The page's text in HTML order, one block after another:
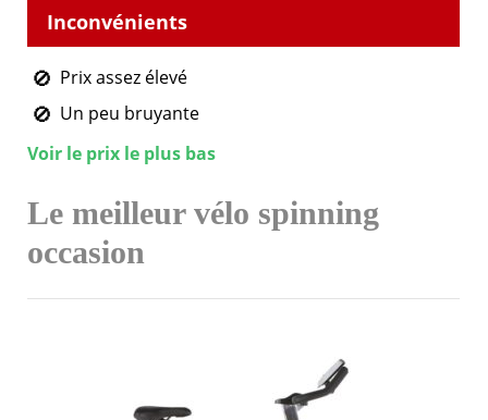
Prix assez élevé
Un peu bruyante
Voir le prix le plus bas
Le meilleur vélo spinning
occasion